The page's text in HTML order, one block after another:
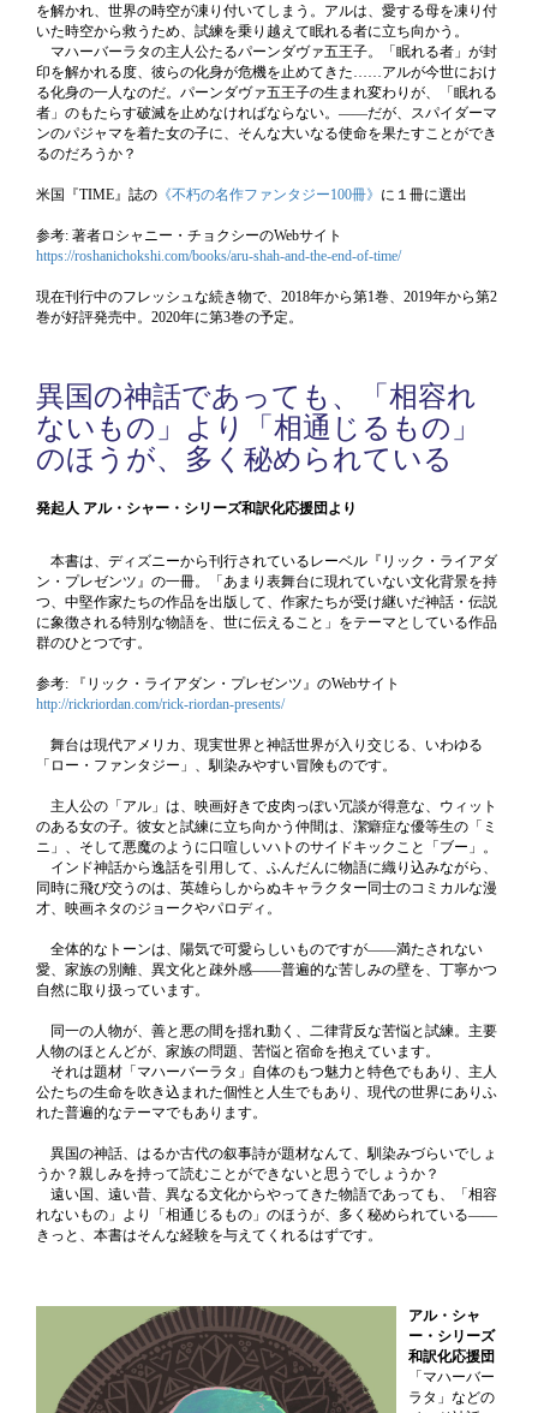
を解かれ、世界の時空が凍り付いてしまう。アルは、愛する母を凍り付
いた時空から救うため、試練を乗り越えて眠れる者に立ち向かう。
マハーバーラタの主人公たるパーンダヴァ五王子。「眠れる者」が封
印を解かれる度、彼らの化身が危機を止めてきた……アルが今世におけ
る化身の一人なのだ。パーンダヴァ五王子の生まれ変わりが、「眠れる
者」のもたらす破滅を止めなければならない。——だが、スパイダーマ
ンのパジャマを着た女の子に、そんな大いなる使命を果たすことができ
るのだろうか？
米国『TIME』誌の 《不朽の名作ファンタジー100冊》 に１冊に選出
参考: 著者ロシャニー・チョクシーのWebサイト
https://roshanichokshi.com/books/aru-shah-and-the-end-of-time/
現在刊行中のフレッシュな続き物で、2018年から第1巻、2019年から第2
巻が好評発売中。2020年に第3巻の予定。
異国の神話であっても、「相容れ
ないもの」より「相通じるもの」
のほうが、多く秘められている
発起人 アル・シャー・シリーズ和訳化応援団より
本書は、ディズニーから刊行されているレーベル『リック・ライアダ
ン・プレゼンツ』の一冊。「あまり表舞台に現れていない文化背景を持
つ、中堅作家たちの作品を出版して、作家たちが受け継いだ神話・伝説
に象徴される特別な物語を、世に伝えること」をテーマとしている作品
群のひとつです。
参考: 『リック・ライアダン・プレゼンツ』のWebサイト
http://rickriordan.com/rick-riordan-presents/
舞台は現代アメリカ、現実世界と神話世界が入り交じる、いわゆる
「ロー・ファンタジー」、馴染みやすい冒険ものです。
主人公の「アル」は、映画好きで皮肉っぽい冗談が得意な、ウィット
のある女の子。彼女と試練に立ち向かう仲間は、潔癖症な優等生の「ミ
ニ」、そして悪魔のように口喧しいハトのサイドキックこと「ブー」。
インド神話から逸話を引用して、ふんだんに物語に織り込みながら、
同時に飛び交うのは、英雄らしからぬキャラクター同士のコミカルな漫
才、映画ネタのジョークやパロディ。
全体的なトーンは、陽気で可愛らしいものですが——満たされない
愛、家族の別離、異文化と疎外感——普遍的な苦しみの壁を、丁寧かつ
自然に取り扱っています。
同一の人物が、善と悪の間を揺れ動く、二律背反な苦悩と試練。主要
人物のほとんどが、家族の問題、苦悩と宿命を抱えています。
それは題材「マハーバーラタ」自体のもつ魅力と特色でもあり、主人
公たちの生命を吹き込まれた個性と人生でもあり、現代の世界にありふ
れた普遍的なテーマでもあります。
異国の神話、はるか古代の叙事詩が題材なんて、馴染みづらいでしょ
うか？親しみを持って読むことができないと思うでしょうか？
遠い国、遠い昔、異なる文化からやってきた物語であっても、「相容
れないもの」より「相通じるもの」のほうが、多く秘められている——
きっと、本書はそんな経験を与えてくれるはずです。
アル・シャ
ー・シリーズ
和訳化応援団
「マハーバー
ラタ」などの